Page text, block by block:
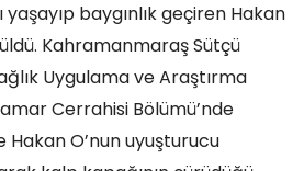
yaşayıp baygınlık geçiren Hakan
Kahramanmaraş Sütçü
Uygulama ve Araştırma
Cerrahisi Bölümü’nde
O’nun uyuşturucu